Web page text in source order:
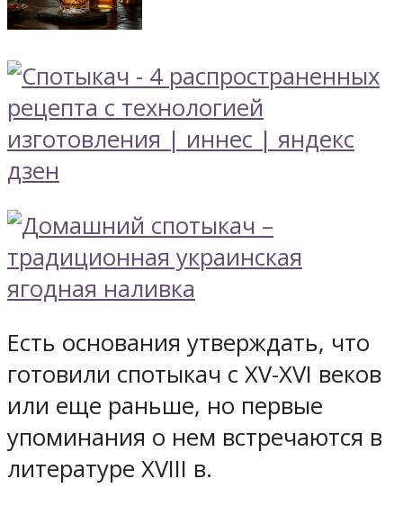
Есть основания утверждать, что
готовили спотыкач с XV-XVI веков
или еще раньше, но первые
упоминания о нем встречаются в
литературе XVIII в.